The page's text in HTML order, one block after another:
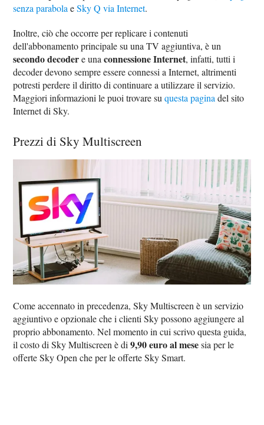
senza parabola eSky Q via Internet.
Inoltre, ciò che occorre per replicare i contenuti
dell'abbonamento principale su una TV aggiuntiva, è un
secondo decodere unaconnessione Internet, infatti, tutti i
decoder devono sempre essere connessi a Internet, altrimenti
potresti perdere il diritto di continuare a utilizzare il servizio.
Maggiori informazioni le puoi trovare suquesta pagina del sito
Internet di Sky.
Prezzi di Sky Multiscreen
Come accennato in precedenza, Sky Multiscreen è un servizio
aggiuntivo e opzionale che i clienti Sky possono aggiungere al
proprio abbonamento. Nel momento in cui scrivo questa guida,
il costo di Sky Multiscreen è di9,90 euro al mesesia per le
offerte Sky Open che per le offerte Sky Smart.